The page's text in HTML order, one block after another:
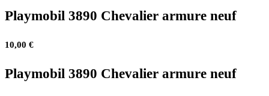
Playmobil 3890 Chevalier armure neuf
10,00 €
Playmobil 3890 Chevalier armure neuf